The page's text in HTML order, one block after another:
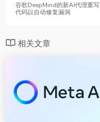
谷歌DeepMind的新AI代理重写
代码以自动修复漏洞
相关文章